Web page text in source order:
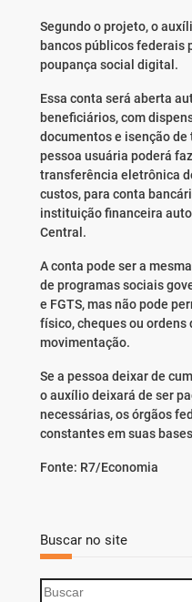
Segundo o projeto, o
bancos públicos federais
poupança social digital.
Essa conta será aberta
beneficiários, com
documentos e isenção
pessoa usuária poderá
transferência eletrônica
custos, para conta
instituição financeira
Central.
A conta pode ser a
de programas sociais
e FGTS, mas não pode
físico, cheques ou ordens
movimentação.
Se a pessoa deixar de
o auxílio deixará de ser
necessárias, os órgãos
constantes em suas
Fonte: R7/Economia
Buscar no site
S